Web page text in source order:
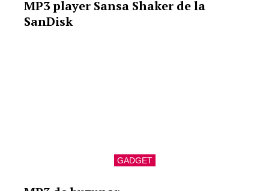
MP3 player Sansa Shaker de la
SanDisk
GADGET